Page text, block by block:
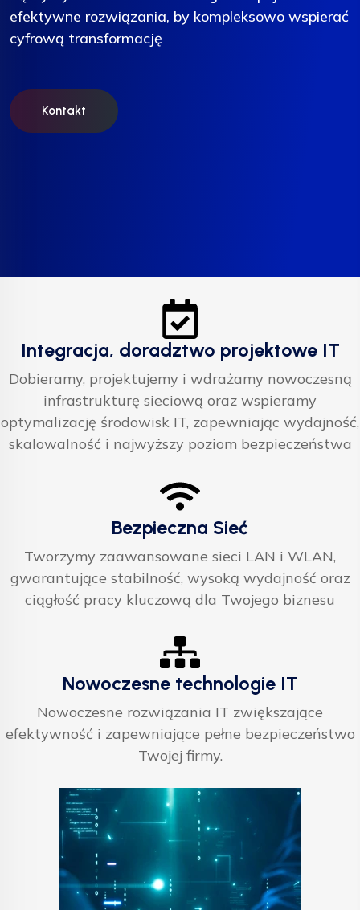
efektywne rozwiązania, by kompleksowo wspierać
cyfrową transformację
Kontakt
efektywne rozwiązania, by kompleksowo wspierać
cyfrową transformację
Kontakt
efektywne rozwiązania, by kompleksowo wspierać
cyfrową transformację
Kontakt
Integracja, doradztwo projektowe IT
Dobieramy, projektujemy i wdrażamy nowoczesną
infrastrukturę sieciową oraz wspieramy
optymalizację środowisk IT, zapewniając wydajność,
skalowalność i najwyższy poziom bezpieczeństwa
Bezpieczna Sieć
Tworzymy zaawansowane sieci LAN i WLAN,
gwarantujące stabilność, wysoką wydajność oraz
ciągłość pracy kluczową dla Twojego biznesu
Nowoczesne technologie IT
Nowoczesne rozwiązania IT zwiększające
efektywność i zapewniające pełne bezpieczeństwo
Twojej firmy.